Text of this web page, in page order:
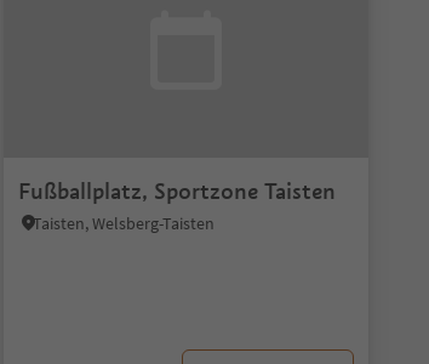
Fußballplatz, Sportzone Taisten
Taisten, Welsberg-Taisten